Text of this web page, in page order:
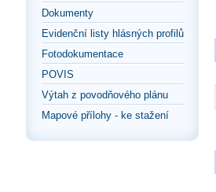
Dokumenty
Evidenční listy hlásných profilů
Fotodokumentace
POVIS
Výtah z povodňového plánu
Mapové přílohy - ke stažení